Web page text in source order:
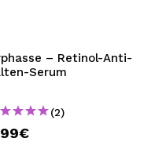
– Retinol-Anti-
Serum
(2)